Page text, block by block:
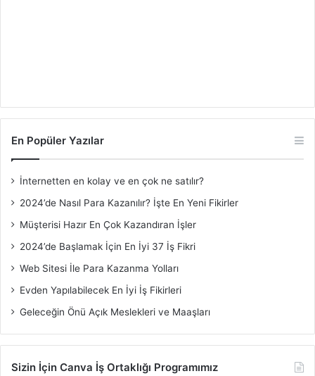
En Popüler Yazılar
İnternetten en kolay ve en çok ne satılır?
2024’de Nasıl Para Kazanılır? İşte En Yeni Fikirler
Müşterisi Hazır En Çok Kazandıran İşler
2024’de Başlamak İçin En İyi 37 İş Fikri
Web Sitesi İle Para Kazanma Yolları
Evden Yapılabilecek En İyi İş Fikirleri
Geleceğin Önü Açık Meslekleri ve Maaşları
Sizin İçin Canva İş Ortaklığı Programımız